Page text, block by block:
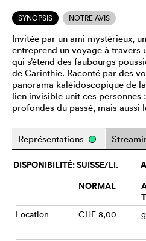
SYNOPSIS NOTRE AVIS
Invitée par un ami mystérieux,
entreprend un voyage à travers
qui s’étend des faubourgs
de Carinthie. Raconté par des
panorama kaléidoscopique de
lien invisible unit ces personnes
profondes du passé, mais aussi
Représentations
DISPONIBILITÉ: SUISSE/LI.
NORMAL
Location CHF 8,00